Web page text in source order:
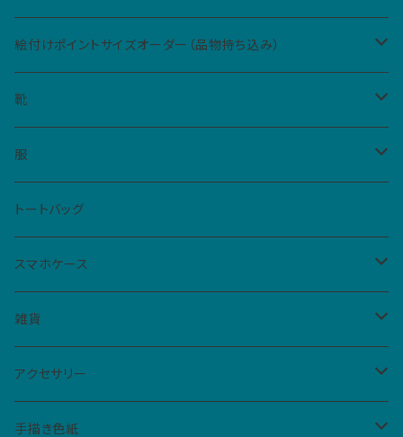
絵付けポイントサイズオーダー（品物持ち込み）
Sサイズ（5cm四方、2カ所まで）
Mサイズ（10cm四方、1カ所）
靴
レディース
ハイカットスニーカー
スリッポン
メンズ
ベビー・キッズ
服
Tシャツ
男女共用S
男女共用M
シャツ
レディースM
レディースL
トートバッグ
スマホケース
iPhone
クリアケース
手帳型ケース
雑貨
扇子
仮面
アクセサリー
バッジ
手描き色紙